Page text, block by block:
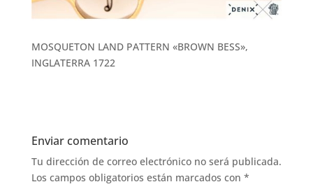
MOSQUETON LAND PATTERN «BROWN BESS»,
INGLATERRA 1722
Enviar comentario
Tu dirección de correo electrónico no será publicada.
Los campos obligatorios están marcados con *